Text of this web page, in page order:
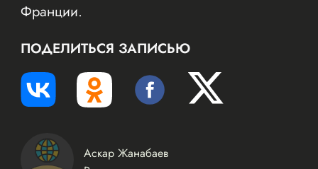
Франции.
ПОДЕЛИТЬСЯ ЗАПИСЬЮ
Аскар Жанабаев